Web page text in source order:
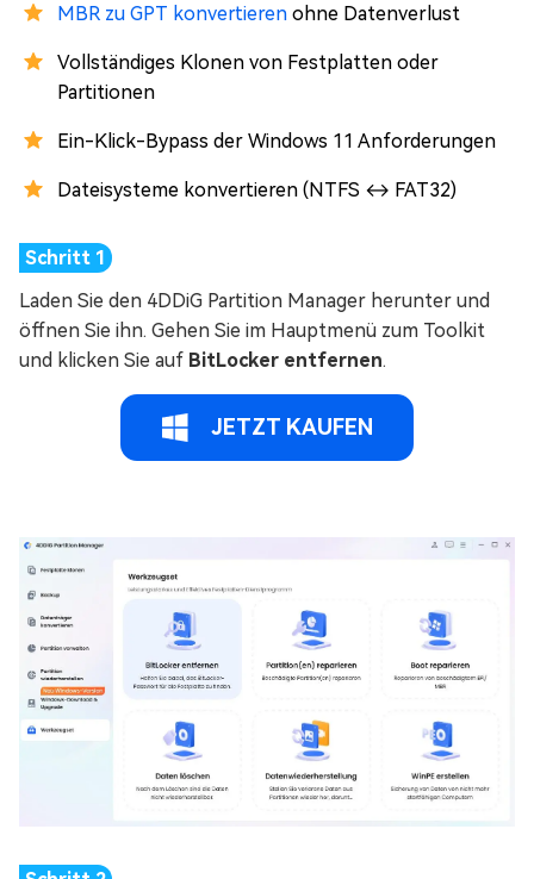
MBR zu GPT konvertieren ohne Datenverlust
Vollständiges Klonen von Festplatten oder
Partitionen
Ein-Klick-Bypass der Windows 11 Anforderungen
Dateisysteme konvertieren (NTFS ↔ FAT32)
Laden Sie den 4DDiG Partition Manager herunter und
öffnen Sie ihn. Gehen Sie im Hauptmenü zum Toolkit
und klicken Sie auf BitLocker entfernen.
JETZT KAUFEN